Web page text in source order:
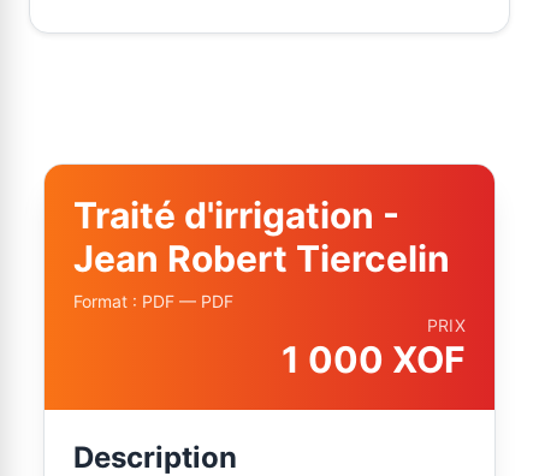
Traité d'irrigation -
Jean Robert Tiercelin
Format : PDF — PDF
PRIX
1 000 XOF
Description